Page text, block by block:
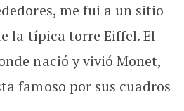
me fui a un sitio
la típica torre Eiffel. El
nació y vivió Monet,
famoso por sus cuadros